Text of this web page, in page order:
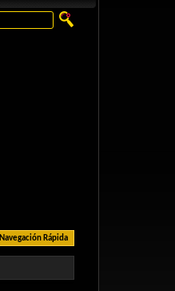
Navegación Rápida